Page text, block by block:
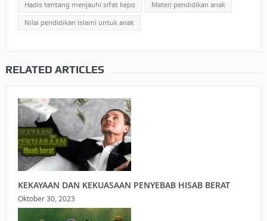
Hadis tentang menjauhi sifat kepo Materi pendidikan anak
Nilai pendidikan islami untuk anak
RELATED ARTICLES
KEKAYAAN DAN KEKUASAAN PENYEBAB HISAB BERAT
Oktober 30, 2023